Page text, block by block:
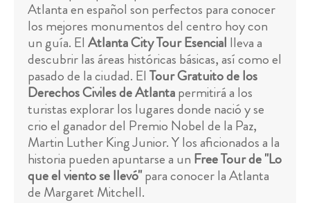
Atlanta en español son perfectos para conocer
los mejores monumentos del centro hoy con
un guía. El Atlanta City Tour Esencial lleva a
descubrir las áreas históricas básicas, así como el
pasado de la ciudad. El Tour Gratuito de los
Derechos Civiles de Atlantapermitirá a los
turistas explorar los lugares donde nació y se
crio el ganador del Premio Nobel de la Paz,
Martin Luther King Junior. Y los aficionados a la
historia pueden apuntarse a un Free Tour de "Lo
que el viento se llevó"para conocer la Atlanta
de Margaret Mitchell.